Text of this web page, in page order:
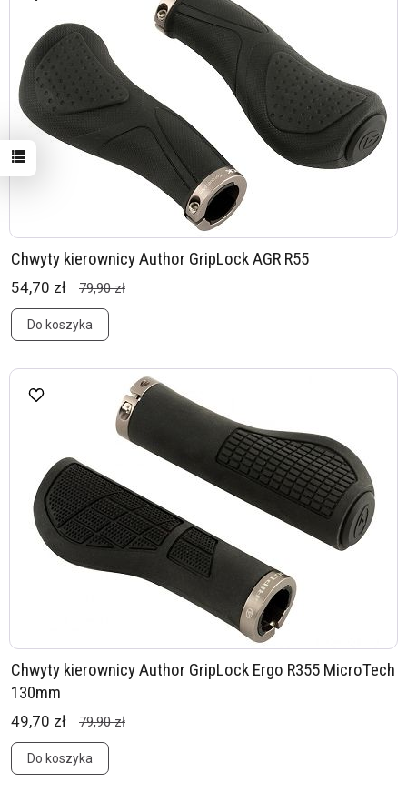
Chwyty kierownicy Author GripLock AGR R55
54,70 zł 79,90 zł
Do koszyka
Chwyty kierownicy Author GripLock Ergo R355 MicroTech
130mm
49,70 zł 79,90 zł
Do koszyka